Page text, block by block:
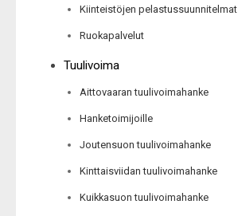
Kiinteistöjen pelastussuunnitelmat
Ruokapalvelut
Tuulivoima
Aittovaaran tuulivoimahanke
Hanketoimijoille
Joutensuon tuulivoimahanke
Kinttaisviidan tuulivoimahanke
Kuikkasuon tuulivoimahanke